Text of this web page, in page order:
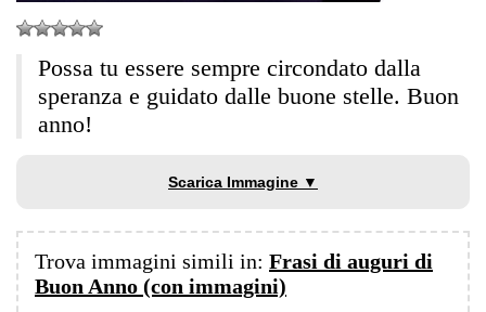
Possa tu essere sempre circondato dalla
speranza e guidato dalle buone stelle. Buon
anno!
Scarica Immagine ▼
Trova immagini simili in: Frasi di auguri di
Buon Anno (con immagini)